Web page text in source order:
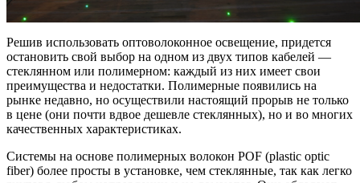
Решив использовать оптоволоконное освещение, придется
остановить свой выбор на одном из двух типов кабелей —
стеклянном или полимерном: каждый из них имеет свои
преимущества и недостатки. Полимерные появились на
рынке недавно, но осуществили настоящий прорыв не только
в цене (они почти вдвое дешевле стеклянных), но и во многих
качественных характеристиках.
Системы на основе полимерных волокон POF (plastic optic
fiber) более просты в установке, чем стеклянные, так как легко